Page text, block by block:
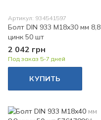
Артикул: 934541597
Болт DIN 933 M18x30 мм 8,8
цинк 50 шт
2 042 грн
Под заказ 5-7 дней
КУПИТЬ